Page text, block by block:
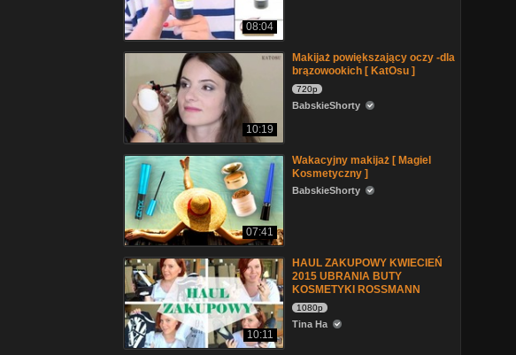
08:04
10:19
Makijaż powiększający oczy -dla
brązowookich [ KatOsu ]
720p
BabskieShorty
07:41
Wakacyjny makijaż [ Magiel
Kosmetyczny ]
BabskieShorty
10:11
HAUL ZAKUPOWY KWIECIEŃ
2015 UBRANIA BUTY
KOSMETYKI ROSSMANN
1080p
Tina Ha